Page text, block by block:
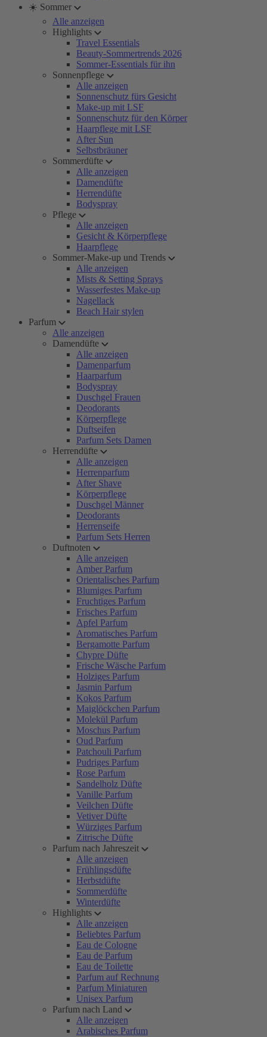
☀️ Sommer
Alle anzeigen
Highlights
Travel Essentials
Beauty-Sommertrends 2026
Sommer-Essentials für ihn
Sonnenpflege
Alle anzeigen
Sonnenschutz fürs Gesicht
Make-up mit LSF
Sonnenschutz für den Körper
Haarpflege mit LSF
After Sun
Selbstbräuner
Sommerdüfte
Alle anzeigen
Damendüfte
Herrendüfte
Bodyspray
Pflege
Alle anzeigen
Gesicht & Körperpflege
Haarpflege
Sommer-Make-up und Trends
Alle anzeigen
Mists & Setting Sprays
Wasserfestes Make-up
Nagellack
Beach Hair stylen
Parfum
Alle anzeigen
Damendüfte
Alle anzeigen
Damenparfum
Haarparfum
Bodyspray
Duschgel Frauen
Deodorants
Körperpflege
Duftseifen
Parfum Sets Damen
Herrendüfte
Alle anzeigen
Herrenparfum
After Shave
Körperpflege
Duschgel Männer
Deodorants
Herrenseife
Parfum Sets Herren
Duftnoten
Alle anzeigen
Amber Parfum
Orientalisches Parfum
Blumiges Parfum
Fruchtiges Parfum
Frisches Parfum
Apfel Parfum
Aromatisches Parfum
Bergamotte Parfum
Chypre Düfte
Frische Wäsche Parfum
Holziges Parfum
Jasmin Parfum
Kokos Parfum
Maiglöckchen Parfum
Molekül Parfum
Moschus Parfum
Oud Parfum
Patchouli Parfum
Pudriges Parfum
Rose Parfum
Sandelholz Düfte
Vanille Parfum
Veilchen Düfte
Vetiver Düfte
Würziges Parfum
Zitrische Düfte
Parfum nach Jahreszeit
Alle anzeigen
Frühlingsdüfte
Herbstdüfte
Sommerdüfte
Winterdüfte
Highlights
Alle anzeigen
Beliebtes Parfum
Eau de Cologne
Eau de Parfum
Eau de Toilette
Parfum auf Rechnung
Parfum Miniaturen
Unisex Parfum
Parfum nach Land
Alle anzeigen
Arabisches Parfum